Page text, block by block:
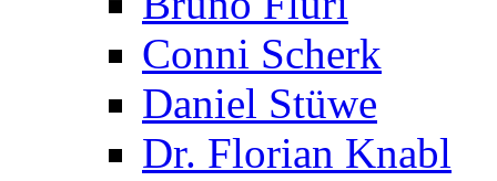
Conni Scherk
Daniel Stüwe
Dr. Florian Knabl